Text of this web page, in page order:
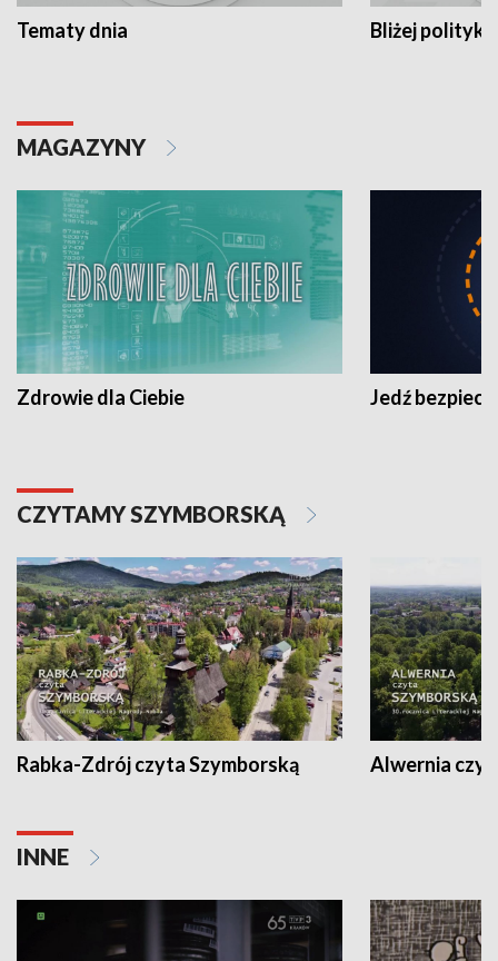
Tematy dnia Bliżej polityki
MAGAZYNY
Zdrowie dla Ciebie Jedź
CZYTAMY SZYMBORSKĄ
Rabka-Zdrój czyta Szymborską Alwernia
INNE